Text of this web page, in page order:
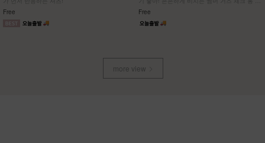
Free Free
more view